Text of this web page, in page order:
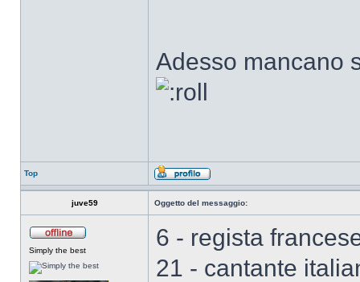
Adesso mancano
Top
juve59 Oggetto del messaggio:
Simply the best
6 - regista
21 - cantante